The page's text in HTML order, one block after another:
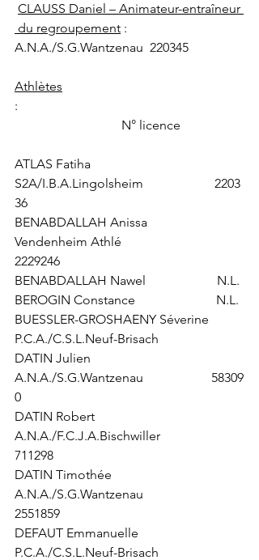
CLAUSS Daniel – Animateur-entraîneur
du regroupement :
A.N.A./S.G.Wantzenau  220345
Athlètes
:
N° licence
ATLAS Fatiha
S2A/I.B.A.Lingolsheim                      2203
36
BENABDALLAH Anissa
Vendenheim Athlé
2229246
BENABDALLAH Nawel                      N.L.
BEROGIN Constance                         N.L.
BUESSLER-GROSHAENY Séverine
P.C.A./C.S.L.Neuf-Brisach
DATIN Julien
A.N.A./S.G.Wantzenau                     58309
0
DATIN Robert
A.N.A./F.C.J.A.Bischwiller
711298
DATIN Timothée
A.N.A./S.G.Wantzenau
2551859
DEFAUT Emmanuelle
P.C.A./C.S.L.Neuf-Brisach